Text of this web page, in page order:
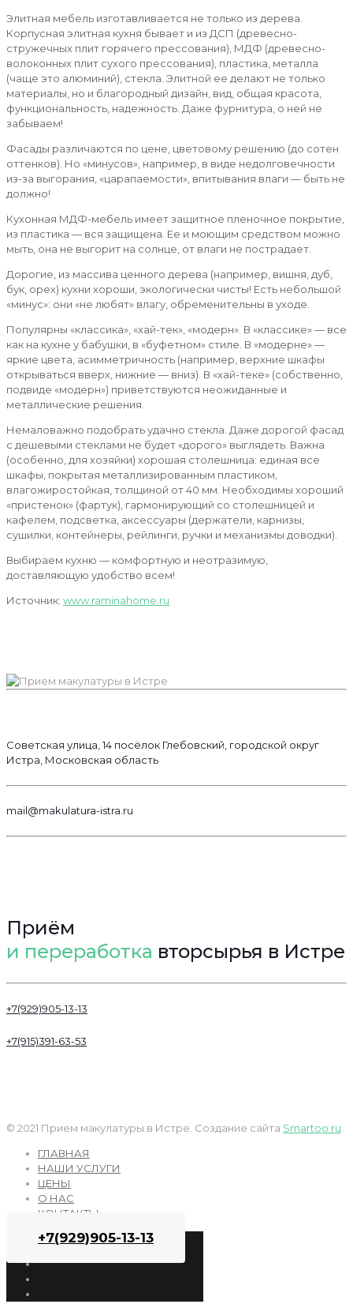
Элитная мебель изготавливается не только из дерева.
Корпусная элитная кухня бывает и из ДСП (древесно-
стружечных плит горячего прессования), МДФ (древесно-
волоконных плит сухого прессования), пластика, металла
(чаще это алюминий), стекла. Элитной ее делают не только
материалы, но и благородный дизайн, вид, общая красота,
функциональность, надежность. Даже фурнитура, о ней не
забываем!
Фасады различаются по цене, цветовому решению (до сотен
оттенков). Но «минусов», например, в виде недолговечности
из-за выгорания, «царапаемости», впитывания влаги — быть не
должно!
Кухонная МДФ-мебель имеет защитное пленочное покрытие,
из пластика — вся защищена. Ее и моющим средством можно
мыть, она не выгорит на солнце, от влаги не пострадает.
Дорогие, из массива ценного дерева (например, вишня, дуб,
бук, орех) кухни хороши, экологически чисты! Есть небольшой
«минус»: они «не любят» влагу, обременительны в уходе.
Популярны «классика», «хай-тек», «модерн». В «классике» — все
как на кухне у бабушки, в «буфетном» стиле. В «модерне» —
яркие цвета, асимметричность (например, верхние шкафы
открываться вверх, нижние — вниз). В «хай-теке» (собственно,
подвиде «модерн») приветствуются неожиданные и
металлические решения.
Немаловажно подобрать удачно стекла. Даже дорогой фасад
с дешевыми стеклами не будет «дорого» выглядеть. Важна
(особенно, для хозяйки) хорошая столешница: единая все
шкафы, покрытая металлизированным пластиком,
влагожиростойкая, толщиной от 40 мм. Необходимы хороший
«пристенок» (фартук), гармонирующий со столешницей и
кафелем, подсветка, аксессуары (держатели, карнизы,
сушилки, контейнеры, рейлинги, ручки и механизмы доводки).
Выбираем кухню — комфортную и неотразимую,
доставляющую удобство всем!
Источник: www.raminahome.ru
Советская улица, 14 посёлок Глебовский, городской округ
Истра, Московская область
mail@makulatura-istra.ru
Приём
и переработка вторсырья в Истре
+7(929)905-13-13
+7(915)391-63-53
© 2021 Прием макулатуры в Истре. Создание сайта Smartoo.ru.
ГЛАВНАЯ
НАШИ УСЛУГИ
ЦЕНЫ
О НАС
КОНТАКТЫ
+7(929)905-13-13